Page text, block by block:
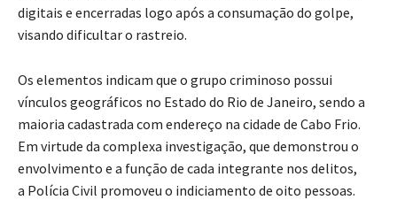
digitais e encerradas logo após a consumação do golpe,
visando dificultar o rastreio.
Os elementos indicam que o grupo criminoso possui
vínculos geográficos no Estado do Rio de Janeiro, sendo a
maioria cadastrada com endereço na cidade de Cabo Frio.
Em virtude da complexa investigação, que demonstrou o
envolvimento e a função de cada integrante nos delitos,
a Polícia Civil promoveu o indiciamento de oito pessoas.